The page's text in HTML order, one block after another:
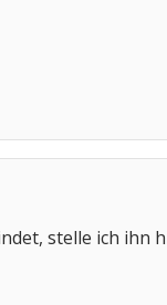
stelle ich ihn